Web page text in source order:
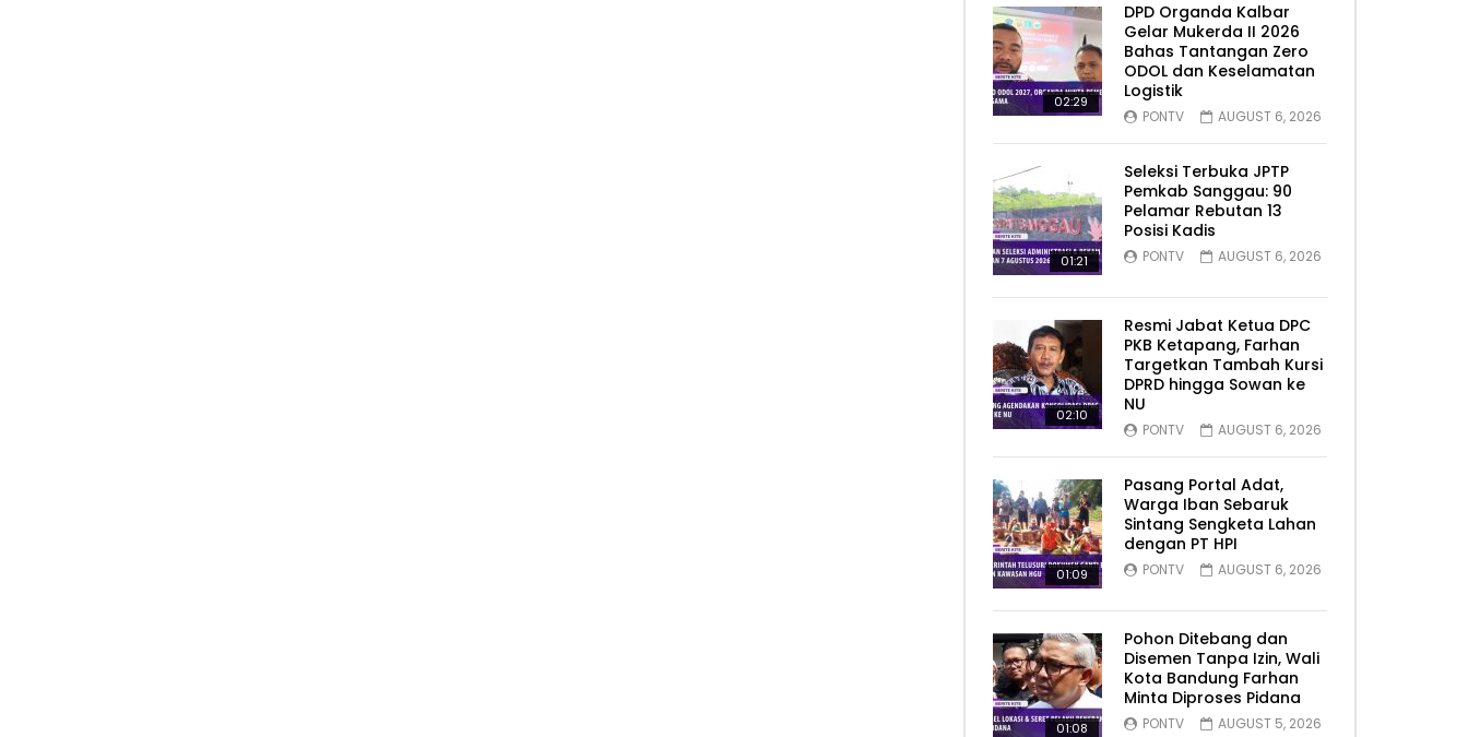
02:29
DPD Organda Kalbar
Gelar Mukerda II 2026
Bahas Tantangan Zero
ODOL dan Keselamatan
Logistik
PONTV AUGUST 6, 2026
01:21
Seleksi Terbuka JPTP
Pemkab Sanggau: 90
Pelamar Rebutan 13
Posisi Kadis
PONTV AUGUST 6, 2026
02:10
Resmi Jabat Ketua DPC
PKB Ketapang, Farhan
Targetkan Tambah Kursi
DPRD hingga Sowan ke
NU
PONTV AUGUST 6, 2026
01:09
Pasang Portal Adat,
Warga Iban Sebaruk
Sintang Sengketa Lahan
dengan PT HPI
PONTV AUGUST 6, 2026
01:08
Pohon Ditebang dan
Disemen Tanpa Izin, Wali
Kota Bandung Farhan
Minta Diproses Pidana
PONTV AUGUST 5, 2026